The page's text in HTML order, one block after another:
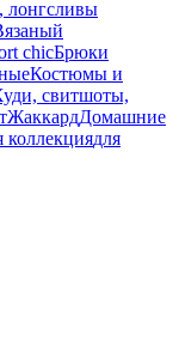
лонгсливы
chicБрюки
Костюмы и
свитшоты,
ЖаккардДомашние
коллекциядля